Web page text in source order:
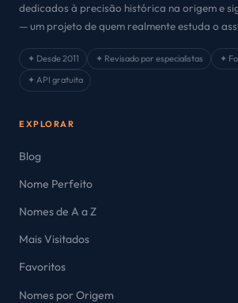
dedicados à precisão histórica na origem e
— um projeto de quem realmente estuda o
✦ Desde 2011 ✦ Revisado por especialistas
✦
✦ API gratuita
EXPLORAR
Blog
Nome Perfeito
Nomes de A a Z
Mais Visitados
Favoritos
Nomes por Origem